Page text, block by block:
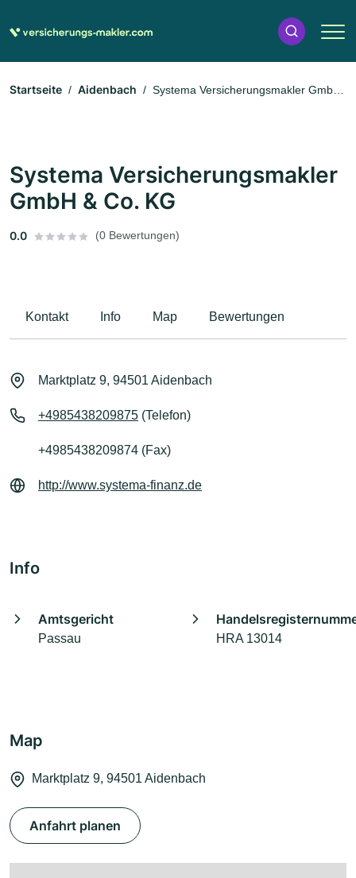
Startseite Aidenbach
Systema Versicherungsmakler GmbH
Systema Versicherungsmakler
GmbH & Co. KG
0.0 (0 Bewertungen)
Kontakt Info Map Bewertungen
Marktplatz 9, 94501 Aidenbach
+4985438209875 (Telefon)
+4985438209874 (Fax)
http://www.systema-finanz.de
Info
Amtsgericht
Passau HRA 13014
Map
Marktplatz 9, 94501 Aidenbach
Anfahrt planen